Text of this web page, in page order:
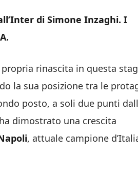
di Simone Inzaghi. I
rinascita in questa
la sua posizione tra le
posto, a soli due punti
ha dimostrato una crescita
, attuale campione